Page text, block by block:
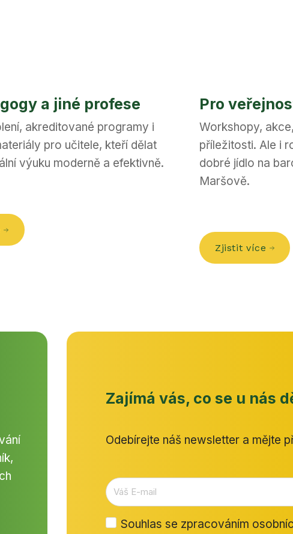
a jiné profese
akreditované programy i
pro učitele, kteří dělat
výuku moderně a efektivně.
Pro
Workshopy,
příležitosti. Ale i
dobré jídlo na
Maršově.
Zjistit více
Zajímá vás, co se u nás
Odebírejte náš newsletter a mějte
Souhlas se zpracováním